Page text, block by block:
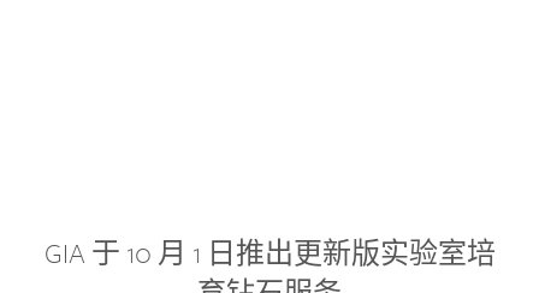
GIA 于 10 月 1 日推出更新版实验室培